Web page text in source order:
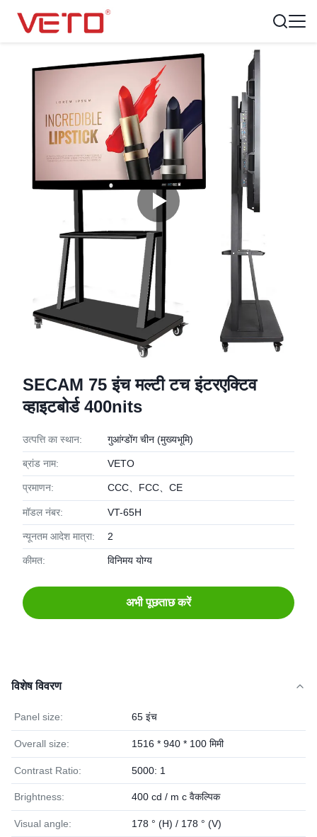
SECAM 75 इंच मल्टी टच इंटरएक्टिव
व्हाइटबोर्ड 400nits
उत्पत्ति का स्थान: गुआंग्डोंग चीन (मुख्यभूमि)
ब्रांड नाम: VETO
प्रमाणन: CCC、FCC、CE
मॉडल नंबर: VT-65H
न्यूनतम आदेश मात्रा: 2
कीमत: विनिमय योग्य
अभी पूछताछ करें
विशेष विवरण
Panel size: 65 इंच
Overall size: 1516 * 940 * 100 मिमी
Contrast Ratio: 5000: 1
Brightness: 400 cd / m c वैकल्पिक
Visual angle: 178 ° (H) / 178 ° (V)